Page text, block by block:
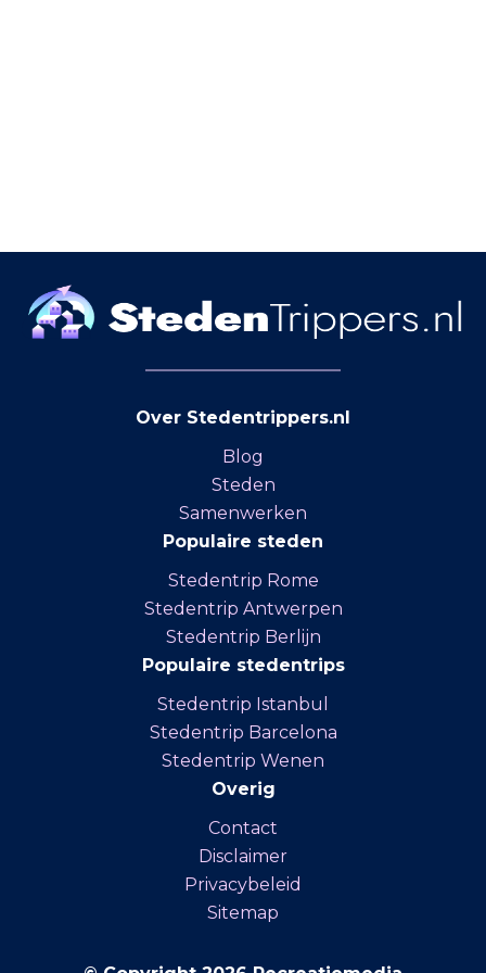
Over Stedentrippers.nl
Blog
Steden
Samenwerken
Populaire steden
Stedentrip Rome
Stedentrip Antwerpen
Stedentrip Berlijn
Populaire stedentrips
Stedentrip Istanbul
Stedentrip Barcelona
Stedentrip Wenen
Overig
Contact
Disclaimer
Privacybeleid
Sitemap